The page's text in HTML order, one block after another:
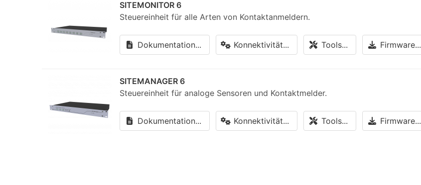
SITEMONITOR 6
Steuereinheit für alle Arten von Kontaktanmeldern.
Dokumentation... Konnektivität... Tools... Firmware...
SITEMANAGER 6
Steuereinheit für analoge Sensoren und Kontaktmelder.
Dokumentation... Konnektivität... Tools... Firmware...